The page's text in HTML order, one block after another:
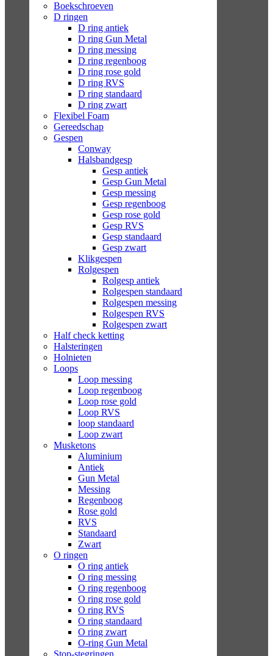
Boekschroeven
D ringen
D ring antiek
D ring Gun Metal
D ring messing
D ring regenboog
D ring rose gold
D ring RVS
D ring standaard
D ring zwart
Flexibel Foam
Gereedschap
Gespen
Conway
Halsbandgesp
Gesp antiek
Gesp Gun Metal
Gesp messing
Gesp regenboog
Gesp rose gold
Gesp RVS
Gesp standaard
Gesp zwart
Klikgespen
Rolgespen
Rolgesp antiek
Rolgespen standaard
Rolgespen messing
Rolgespen RVS
Rolgespen zwart
Half check ketting
Halsteringen
Holnieten
Loops
Loop messing
Loop regenboog
Loop rose gold
Loop RVS
loop standaard
Loop zwart
Musketons
Aluminium
Antiek
Gun Metal
Messing
Regenboog
Rose gold
RVS
Standaard
Zwart
O ringen
O ring antiek
O ring messing
O ring regenboog
O ring rose gold
O ring RVS
O ring standaard
O ring zwart
O-ring Gun Metal